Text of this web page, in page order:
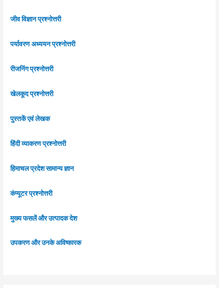
जीव विज्ञान प्रश्नोत्तरी
पर्यावरण अध्ययन प्रश्नोत्तरी
रीजनिंग प्रश्नोत्तरी
खेलकूद प्रश्नोत्तरी
पुस्तकें एवं लेखक
हिंदी व्याकरण प्रश्नोत्तरी
हिमाचल प्रदेश सामान्य ज्ञान
कंप्यूटर प्रश्नोत्तरी
मुख्य फसलें और उत्पादक देश
उपकरण और उनके अविष्कारक